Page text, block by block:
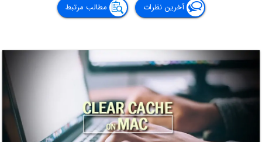
آخرین نظرات مطالب مرتبط